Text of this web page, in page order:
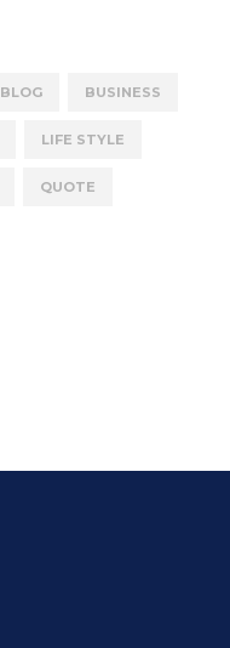
BLOG BUSINESS
LIFE STYLE
QUOTE